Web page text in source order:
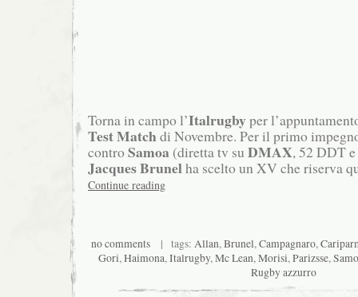
Torna in campo l’Italrugbyper
Test Matchdi Novembre. Per il primo
contro Samoa (diretta tv su DMAX, 52 DDT
Jacques Brunelha scelto un XV che riserva
Continue reading
no comments| tags: Allan,Brunel,Campagnaro,
Gori,Haimona,Italrugby,Mc Lean,Morisi,Parizsse,
Rugby azzurro